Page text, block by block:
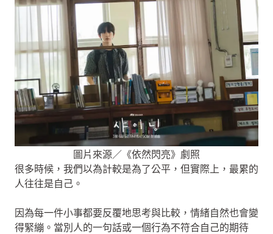
圖片來源／《依然閃亮》劇照
很多時候，我們以為計較是為了公平，但實際上，最累的
人往往是自己。
因為每一件小事都要反覆地思考與比較，情緒自然也會變
得緊繃。當別人的一句話或一個行為不符合自己的期待